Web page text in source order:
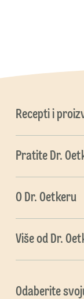
Recepti i
Pratite Dr.
O Dr. Oetkeru
Više od Dr.
Odaberite